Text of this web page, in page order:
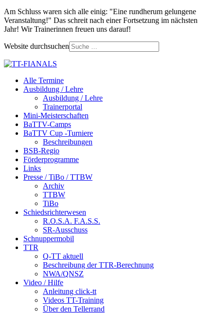
Am Schluss waren sich alle einig: "Eine rundherum gelungene
Veranstaltung!" Das schreit nach einer Fortsetzung im nächsten
Jahr! Wir Trainerinnen freuen uns darauf!
Website durchsuchen
Alle Termine
Ausbildung / Lehre
Ausbildung / Lehre
Trainerportal
Mini-Meisterschaften
BaTTV-Camps
BaTTV Cup -Turniere
Beschreibungen
BSB-Regio
Förderprogramme
Links
Presse / TiBo / TTBW
Archiv
TTBW
TiBo
Schiedsrichterwesen
R.O.S.A. F.A.S.S.
SR-Ausschuss
Schnuppermobil
TTR
Q-TT aktuell
Beschreibung der TTR-Berechnung
NWA/QNSZ
Video / Hilfe
Anleitung click-tt
Videos TT-Training
Über den Tellerrand